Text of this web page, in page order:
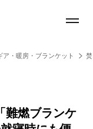
ア・暖房・ブランケット
難燃ブランケ